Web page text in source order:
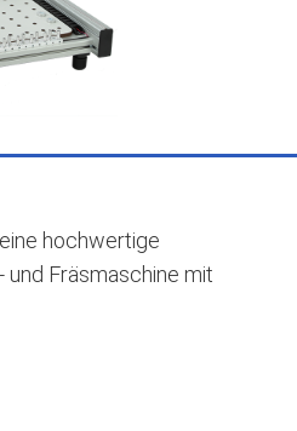
hochwertige
Fräsmaschine mit